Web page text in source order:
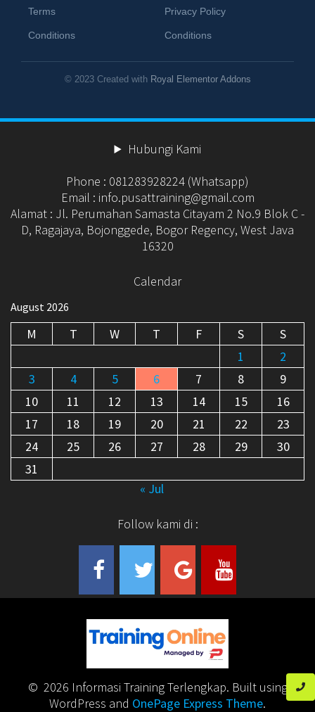
Terms
Conditions
Privacy Policy
Conditions
© 2023 Created with Royal Elementor Addons
Hubungi Kami
Phone : 081283928224 (Whatsapp)
Email : info.pusattraining@gmail.com
Alamat : Jl. Perumahan Samasta Citayam 2 No.9 Blok C -
D, Ragajaya, Bojonggede, Bogor Regency, West Java
16320
Calendar
August 2026
M T W T F S
S
1
2
3
4 5 6 7 8
9
10
11 12 13 14 15
16
17
18 19 20 21 22
23
24
25 26 27 28 29
30
31
« Jul
Follow kami di :
© 2026 Informasi Training Terlengkap. Built using
WordPress and OnePage Express Theme.